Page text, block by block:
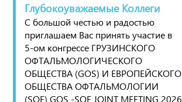
Глубокоуважаемые Коллеги
С большой честью и радостью
приглашаем Вас принять участие в
5-ом конгрессе ГРУЗИНСКОГО
ОФТАЛЬМОЛОГИЧЕСКОГО
ОБЩЕСТВА (GOS) И ЕВРОПЕЙСКОГО
ОБЩЕСТВА ОФТАЛЬМОЛОГИИ
(SOE) GOS -SOE JOINT MEETING 2026